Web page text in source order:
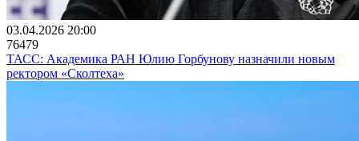
03.04.2026 20:00
76479
ТАСС: Академика РАН Юлию Горбунову назначили новым
ректором «Сколтеха»